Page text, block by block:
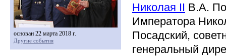
Николая II В.А.
Императора
Посадский,
генеральный
основан 22 марта 2018 г.
Другие события